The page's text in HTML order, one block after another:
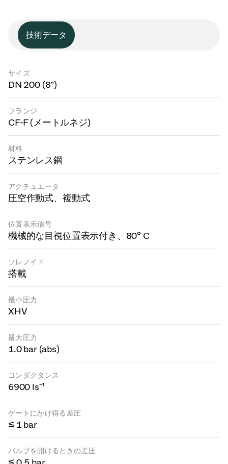
技術データ
サイズ
DN 200 (8")
フランジ
CF-F (メートルネジ)
材料
ステンレス鋼
アクチュエータ
圧空作動式、複動式
位置表示信号
機械的な目視位置表示付き、80° C
ソレノイド
搭載
最小圧力
XHV
最大圧力
1.0 bar (abs)
コンダクタンス
6900 ls⁻¹
ゲートにかけ得る差圧
≤ 1 bar
バルブを開けるときの差圧